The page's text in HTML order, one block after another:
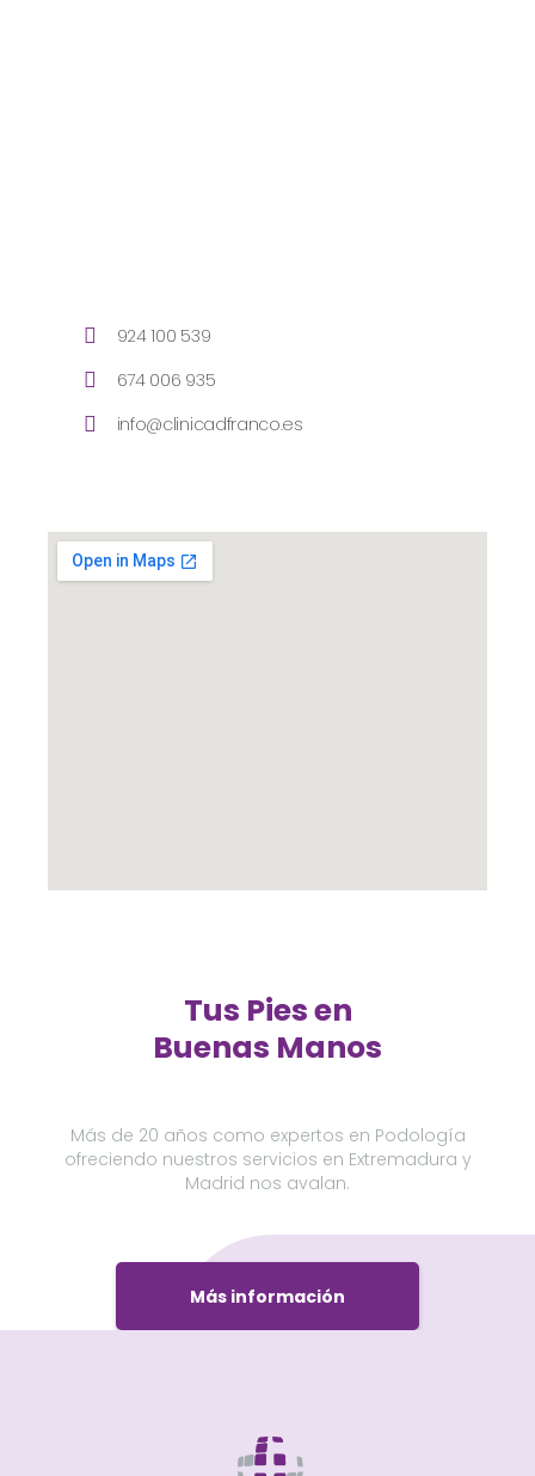
924 100 539
674 006 935
info@clinicadfranco.es
Tus Pies en
Buenas Manos
Más de 20 años como expertos en Podología
ofreciendo nuestros servicios en Extremadura y
Madrid nos avalan.
Más información